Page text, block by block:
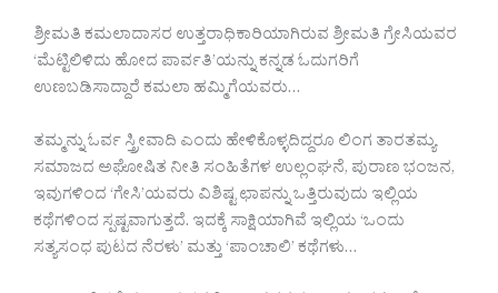
ಶ್ರೀಮತಿ ಕಮಲಾದಾಸರ ಉತ್ತರಾಧಿಕಾರಿಯಾಗಿರುವ ಶ್ರೀಮತಿ ಗ್ರೇಸಿಯವರ
‘ಮೆಟ್ಟಿಲಿಳಿದು ಹೋದ ಪಾರ್ವತಿ’ಯನ್ನು ಕನ್ನಡ ಓದುಗರಿಗೆ
ಉಣಬಡಿಸಾದ್ದಾರೆ ಕಮಲಾ ಹಮ್ಮಿಗೆಯವರು…
ತಮ್ಮನ್ನು ಓರ್ವ ಸ್ತ್ರೀವಾದಿ ಎಂದು ಹೇಳಿಕೊಳ್ಳದಿದ್ದರೂ ಲಿಂಗ ತಾರತಮ್ಯ
ಸಮಾಜದ ಅಘೋಷಿತ ನೀತಿ ಸಂಹಿತೆಗಳ ಉಲ್ಲಂಘನೆ, ಪುರಾಣ ಭಂಜನ,
ಇವುಗಳಿಂದ ‘ಗೇಸಿ’ಯವರು ವಿಶಿಷ್ಟ ಛಾಪನ್ನು ಒತ್ತಿರುವುದು ಇಲ್ಲಿಯ
ಕಥೆಗಳಿಂದ ಸ್ಪಷ್ಟವಾಗುತ್ತದೆ. ಇದಕ್ಕೆ ಸಾಕ್ಷಿಯಾಗಿವೆ ಇಲ್ಲಿಯ ‘ಒಂದು
ಸತ್ಯಸಂಧ ಪುಟದ ನೆರಳು’ ಮತ್ತು ‘ಪಾಂಚಾಲಿ’ ಕಥೆಗಳು…